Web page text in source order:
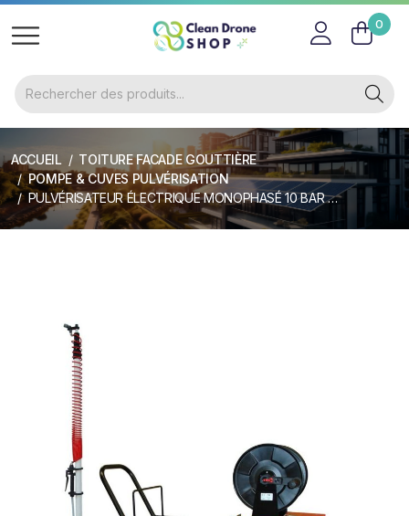
0
ACCUEIL
TOITURE FACADE GOUTTIÈRE
POMPE & CUVES PULVÉRISATION
PULVÉRISATEUR ÉLECTRIQUE MONOPHASÉ 10 BAR SUR CHARIOT 19 L/MIN ENROULEUR / LANCE